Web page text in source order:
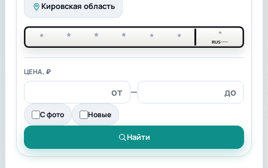
Кировская область
* * * * * * *
RUS
ЦЕНА, ₽
—
С фото Новые
Найти